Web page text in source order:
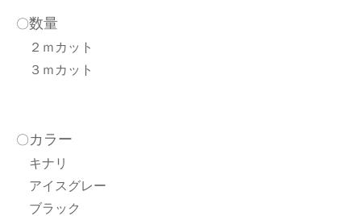
〇数量
２ｍカット
３ｍカット
〇カラー
キナリ
アイスグレー
ブラック